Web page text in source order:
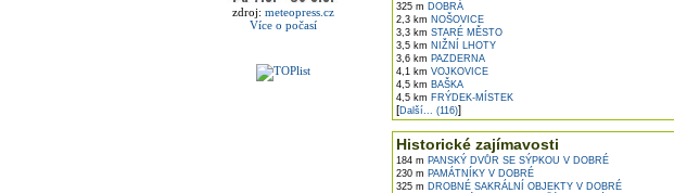
zdroj: meteopress.cz
Více o počasí
325 m DOBRÁ
2,3 km NOŠOVICE
3,3 km STARÉ MĚSTO
3,5 km NIŽNÍ LHOTY
3,6 km PAZDERNA
4,1 km VOJKOVICE
4,5 km BAŠKA
4,5 km FRÝDEK-MÍSTEK
[Další... (116)]
Historické zajímavosti
184 m PANSKÝ DVŮR SE SÝPKOU V DOBRÉ
230 m PAMÁTNÍKY V DOBRÉ
325 m DROBNÉ SAKRÁLNÍ OBJEKTY V DOBRÉ